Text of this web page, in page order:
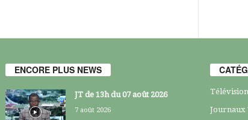
ENCORE PLUS NEWS
JT de 13h du 07 août 2026
7 août 2026
Télévision
Journaux